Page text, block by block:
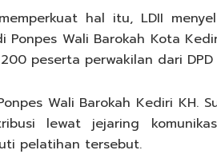
hal itu, LDII
Ponpes Wali Barokah Kota
peserta perwakilan dari
Wali Barokah Kediri KH.
lewat jejaring
pelatihan tersebut.